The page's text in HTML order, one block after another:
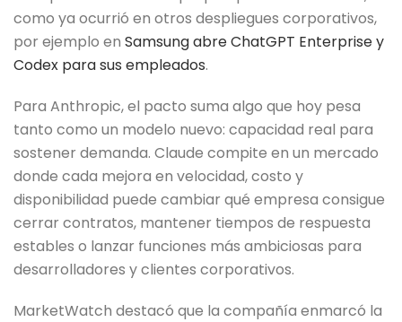
como ya ocurrió en otros despliegues corporativos,
por ejemplo en Samsung abre ChatGPT Enterprise y
Codex para sus empleados.
Para Anthropic, el pacto suma algo que hoy pesa
tanto como un modelo nuevo: capacidad real para
sostener demanda. Claude compite en un mercado
donde cada mejora en velocidad, costo y
disponibilidad puede cambiar qué empresa consigue
cerrar contratos, mantener tiempos de respuesta
estables o lanzar funciones más ambiciosas para
desarrolladores y clientes corporativos.
MarketWatch destacó que la compañía enmarcó la